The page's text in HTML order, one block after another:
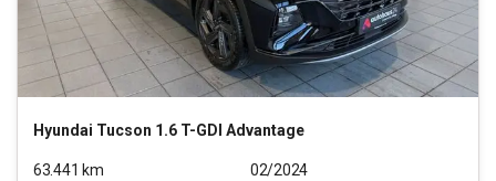
Hyundai Tucson 1.6 T-GDI Advantage
63.441 km
02/2024